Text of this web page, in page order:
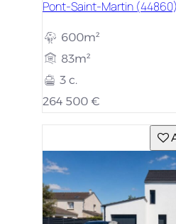
Pont-Saint-Martin (44860)
600m²
83m²
3 c.
264 500 €